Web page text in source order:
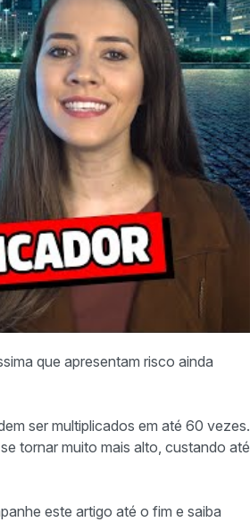
que apresentam risco ainda
ser multiplicados em até 60 vezes.
tornar muito mais alto, custando até
este artigo até o fim e saiba